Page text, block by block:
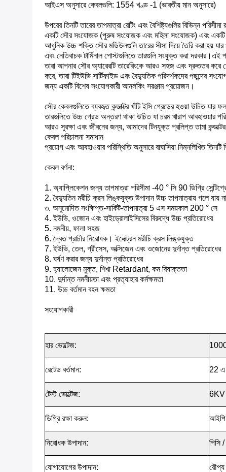
আইএস অনুসারে কেবলগুলি: 1554 খণ্ড -1 (ভারতীয় মান অনুসারে)
উপরের তিনটি তারের তাপমাত্রা রেটিং এবং বৈশিষ্ট্যগুলির বিভিন্ন
একটি সৌর সংযোজক (পুরুষ সংযোজক এবং মহিলা সংযোজক) এবং
আধুনিক উচ্চ শক্তি সৌর মডিউলগুলি তারের সীসা দিয়ে তৈরি করা হয়
এবং নেতিবাচক টার্মিনাল পোস্টগুলিতে তারগুলি সংযুক্ত করা
তারা আপনার সৌর অ্যারেরটি তারেরিংকে আরও সহজ এবং দ্রুততর
করে, তারা টিইউভি সার্টিফাইড এবং বৈদ্যুতিক পরিদর্শকদের পছন্দের
জন্য একটি বিশেষ সংযোগকারী আনলকিং সরঞ্জাম প্রয়োজন।
সৌর কেবলগুলিতে ব্যবহৃত কন্ডাক্টর খাঁটি ইসি গ্রেডের হওয়া উচিত যার
তারগুলিতে উচ্চ গ্রেড অন্তরণ থাকা উচিত যা চরম খারাপ আবহাওয়ার
আরও সুরক্ষা এবং জীবনের জন্য, আমাদের টিনযুক্ত প্রলিপ্ত তামা কন্ডাক্টর
কেবল পরিচালনা সমাধান
প্রয়োগ এবং আবহাওয়ার পরিস্থিতি অনুসারে বাঘাসিয়া নিম্নলিখিত তিনটি
কেবল বর্ণনা:
1. অ্যাপ্লিকেশন জন্য তাপমাত্রা পরিসীমা -40 ° সি 90 ডিগ্রি
2. বৈদ্যুতিন মরীচি ক্রস লিঙ্কযুক্ত উপাদান উচ্চ তাপমাত্রায় গলে যায় না
৩. অনুমোদিত সংক্ষিপ্ত-সার্কিট-তাপমাত্রা 5 এস সময়কাল 200 ° সে
4. ইউভি, ওজোন এবং হাইড্রোলাইসিসের বিরুদ্ধে উচ্চ প্রতিরোধের
5. নমনীয়, ফালা সহজ
6. দ্বৈত প্রাচীর নিরোধক। ইলেক্ট্রন মরীচি ক্রস লিঙ্কযুক্ত
7. ইউভি, তেল, গ্রীসেস, অক্সিজেন এবং ওজোনের দুর্দান্ত প্রতিরোধের
8. ঘর্ষণ করার জন্য দুর্দান্ত প্রতিরোধের
9. হ্যালোজেন মুক্ত, শিখা Retardant, কম বিষাক্ততা
10. দুর্দান্ত নমনীয়তা এবং প্রত্যাহার কর্মক্ষমতা
11. উচ্চ বর্তমান বহন ক্ষমতা
সংযোগকারী
হার ভোল্টেজ:
রেটেড বর্তমান: 22 এ
টেস্ট ভোল্টেজ:
ডিগ্রি রক্ষা করুন:
নিরোধক উপাদান: পিসি
যোগাযোগের উপাদান: রৌপ্য